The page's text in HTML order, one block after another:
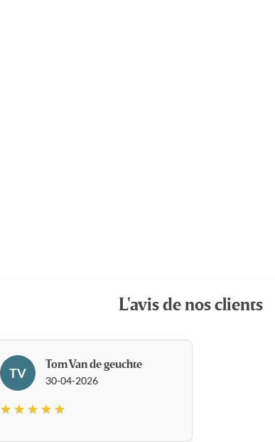
L'avis de nos clients
TV
Tom Van de geuchte
30-04-2026
★ ★ ★ ★ ★